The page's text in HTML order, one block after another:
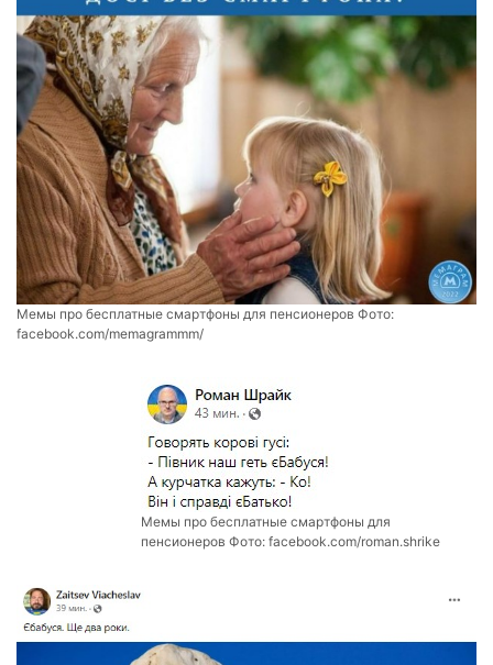
Мемы про бесплатные смартфоны для пенсионеров Фото:
facebook.com/memagrammm/
Мемы про бесплатные смартфоны для
пенсионеров Фото: facebook.com/roman.shrike